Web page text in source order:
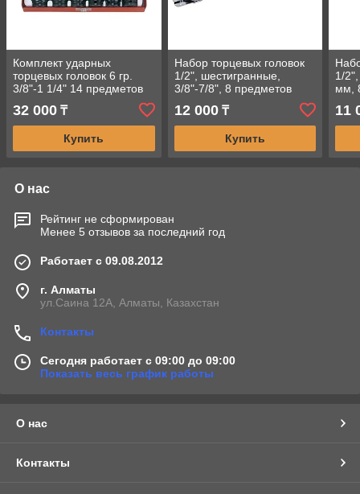
Комплект ударных
торцевых головок 6 гр.
3/8"-1 1/4" 14 предметов
32 000 ₸
Купить
Набор торцевых головок
1/2", шестигранные,
3/8"-7/8", 8 предметов
12 000₸
Купить
1/
мм,
11
О нас
Рейтинг не сформирован
Менее 5 отзывов за последний год
Работает с 09.08.2012
г. Алматы
ул.Саина 12А, Алматы, Казахстан
Контакты
Сегодня работает с 09:00 до 09:00
Показать весь график работы
О нас
Контакты